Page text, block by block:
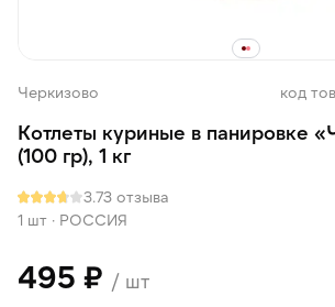
Черкизово код
Котлеты куриные в панировке
(100 гр), 1 кг
3.73 отзыва
1 шт · РОССИЯ
495 ₽ / шт